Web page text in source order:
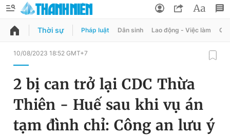
QUẢNG CÁO
Chuyên mục
Chuyên mục khác
Đổi mật khẩu
Tin đã lưu
Thời sự Pháp luật Dân sinh Lao động - Việc làm
10/08/2023 18:52 GMT+7
2 bị can trở lại CDC Thừa
Thiên - Huế sau khi vụ án
tạm đình chỉ: Công an lưu ý